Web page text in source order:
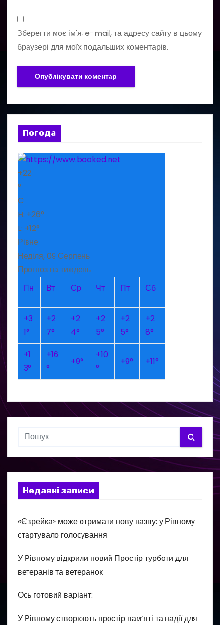
Зберегти моє ім'я, e-mail, та адресу сайту в цьому
браузері для моїх подальших коментарів.
Погода
+22
°
C
H: +26°
L: +12°
Рівне
Неділя, 09 Серпень
Прогноз на тиждень
Пн
Вт Ср Чт Пт Сб
+3
1°
+2
7°
+2
4°
+2
5°
+2
5°
+2
8°
+1
3°
+16
°
+9°
+10
°
+9° +11°
Недавні записи
«Єврейка» може отримати нову назву: у Рівному
стартувало голосування
У Рівному відкрили новий Простір турботи для
ветеранів та ветеранок
Ось готовий варіант:
У Рівному створюють простір пам’яті та надії для